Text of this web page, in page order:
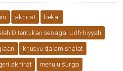
akhirat bekal
Ditentukan sebagai Udh-hiyyah
khusyu dalam shalat
akhirat menuju surga